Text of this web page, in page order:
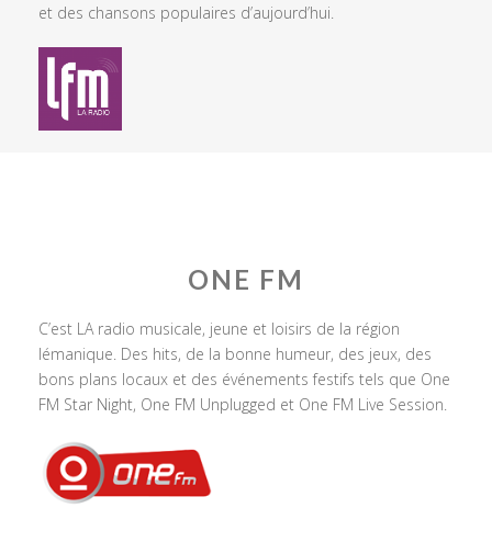
et des chansons populaires d’aujourd’hui.
ONE FM
C’est LA radio musicale, jeune et loisirs de la région
lémanique. Des hits, de la bonne humeur, des jeux, des
bons plans locaux et des événements festifs tels que One
FM Star Night, One FM Unplugged et One FM Live Session.